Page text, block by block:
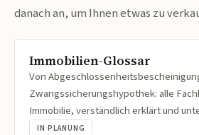
danach an, um Ihnen etwas zu
Immobilien-Glossar
Von
Zwangssicherungshypothek: alle
Immobilie, verständlich erklärt und
IN PLANUNG